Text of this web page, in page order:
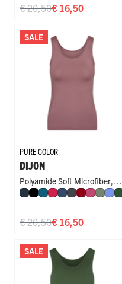
€ 16,50
€ 20,50
SALE
PURE COLOR
DIJON
Polyamide Soft Microfiber,
Singlet
NavyZwart
Petrol
RoodDonkerblauw
Donkergrijs
Fuchsia
Olijf
€ 16,50
€ 20,50
SALE